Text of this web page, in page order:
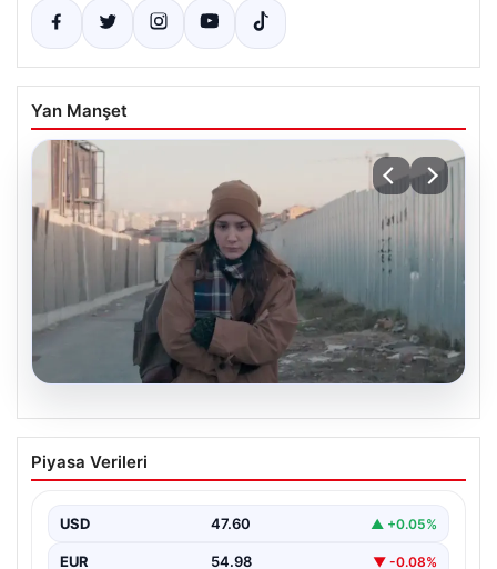
Yan Manşet
05.08.2026
Türk sinemasında farklı bir imza: Ceylan
Özgün Özçelik’in en iyi filmleri
Piyasa Verileri
USD 47.60 ▲ +0.05%
EUR 54.98 ▼ -0.08%